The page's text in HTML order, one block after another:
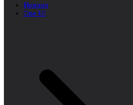
Новини
One UI